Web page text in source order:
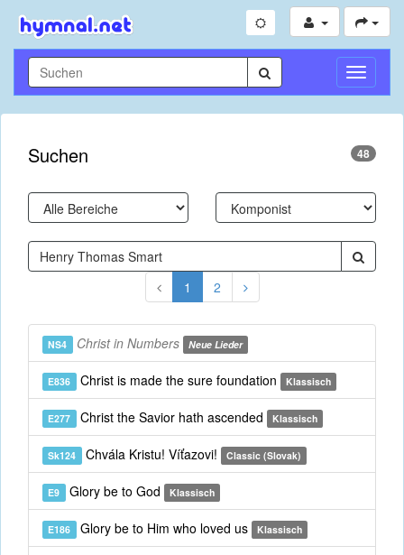
Suchen 48
1 2
NS4 Christ in Numbers Neue Lieder
E836 Christ is made the sure foundation Klassisch
E277 Christ the Savior hath ascended Klassisch
Sk124 Chvála Kristu! Víťazovi! Classic (Slovak)
E9 Glory be to God Klassisch
E186 Glory be to Him who loved us Klassisch